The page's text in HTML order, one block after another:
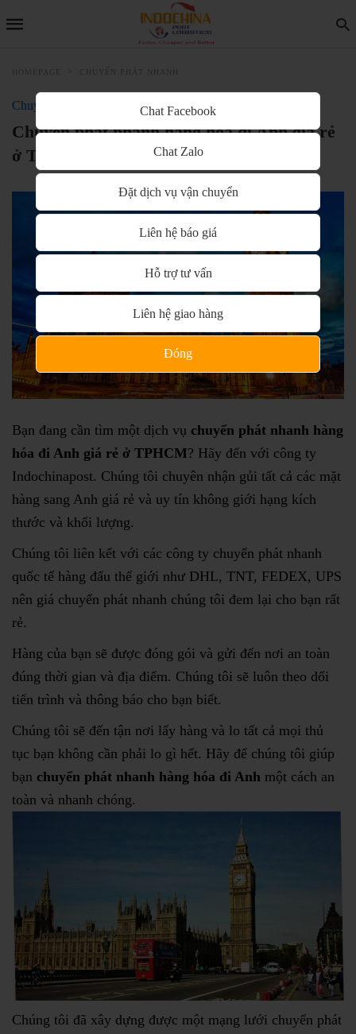
Chuyển phát nhanh
Chuyển phát nhanh hàng hóa đi Anh giá rẻ
ở TPHCM
Bạn đang cần tìm một dịch vụ chuyển phát nhanh hàng
hóa đi Anh giá rẻ ở TPHCM? Hãy đến với công ty
Indochinapost. Chúng tôi chuyên nhận gủi tất cả các mặt
hàng sang Anh giá rẻ và uy tín không giới hạng kích
thước và khối lượng.
Chúng tôi liên kết với các công ty chuyển phát nhanh
quốc tế hàng đấu thế giới như DHL, TNT, FEDEX, UPS
nên giá chuyển phát nhanh chúng tôi đem lại cho bạn rất
rẻ.
Hàng của bạn sẽ được đóng gói và gửi đến nơi an toàn
đúng thời gian và địa điểm. Chúng tôi sẽ luôn theo dổi
tiến trình và thông báo cho bạn biết.
Chúng tôi sẽ đến tận nơi lấy hàng và lo tất cả mọi thủ
tục bạn không cần phải lo gì hết. Hãy để chúng tôi giúp
bạn chuyển phát nhanh hàng hóa đi Anh một cách an
toàn và nhanh chóng.
Chúng tôi đã xây dựng được một mạng lưới chuyển phát
Chat Facebook
Chat Zalo
Đặt dịch vụ vận chuyển
Liên hệ báo giá
Hỗ trợ tư vấn
Liên hệ giao hàng
Đóng